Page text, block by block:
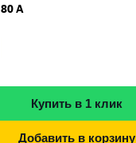
80 A
Купить в 1 клик
Добавить в корзину